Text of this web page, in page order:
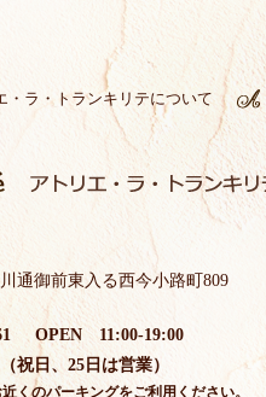
・ラ・トランキリテについて
通御前東入る西今小路町809
OPEN 11:00-19:00
日、25日は営業）
くのパーキングをご利用ください。